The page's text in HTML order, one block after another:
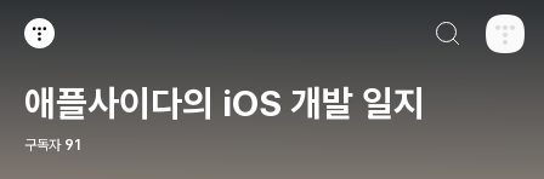
애플사이다의 iOS 개발 일지
구독자 91